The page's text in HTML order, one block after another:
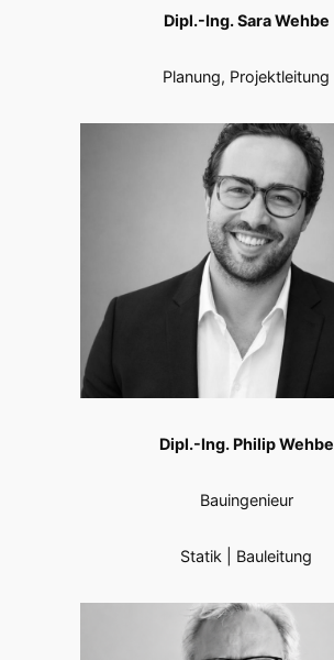
Dipl.-Ing. Sara Wehbe
Planung, Projektleitung
Dipl.-Ing. Philip Wehbe
Bauingenieur
Statik | Bauleitung